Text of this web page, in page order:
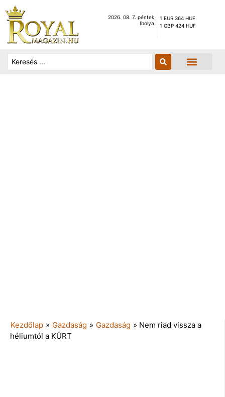
2026. 08. 7. péntek
Ibolya
1 EUR 364 HUF
1 GBP 424 HUF
Kezdőlap » Gazdaság » Gazdaság » Nem riad vissza a
héliumtól a KÜRT